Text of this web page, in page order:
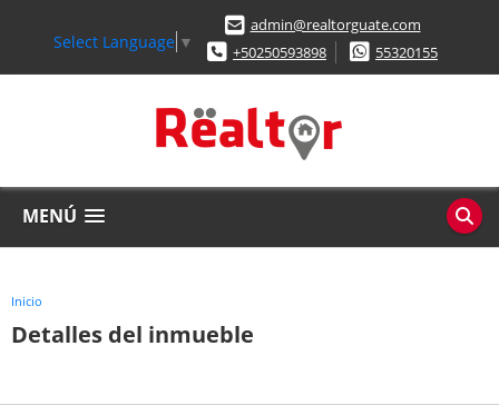
Select Language ▼
admin@realtorguate.com
+50250593898
55320155
MENÚ
Inicio
Detalles del inmueble